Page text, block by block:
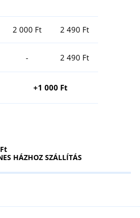
2 000 Ft 2 490 Ft
- 2 490 Ft
+1 000 Ft
HÁZHOZ SZÁLLÍTÁS